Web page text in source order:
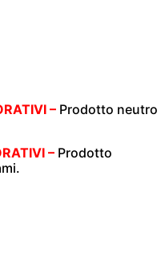
– Prodotto neutro
– Prodotto